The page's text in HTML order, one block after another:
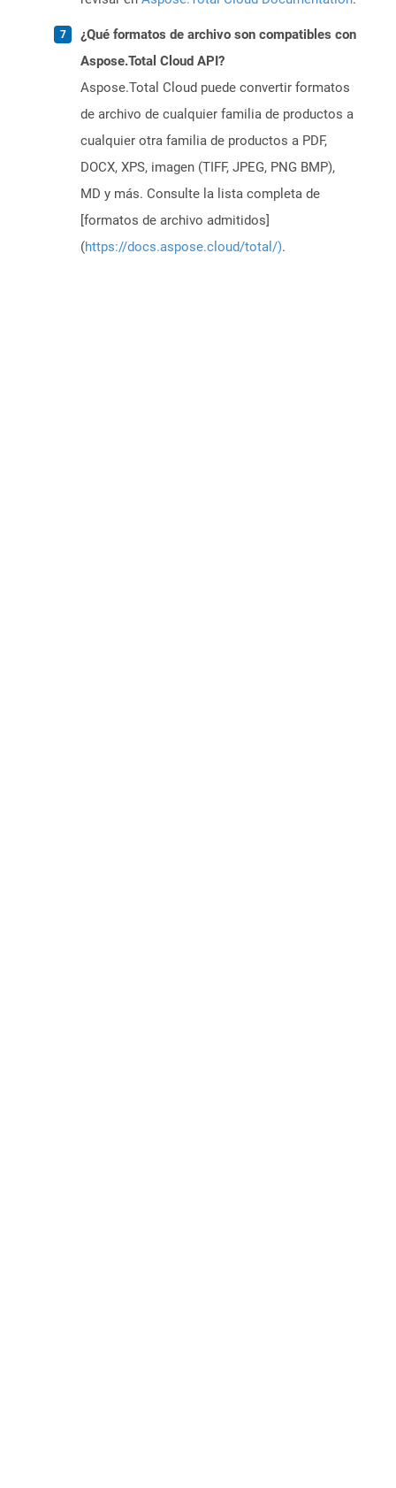
¿Qué formatos de archivo son compatibles con
Aspose.Total Cloud API?
Aspose.Total Cloud puede convertir formatos
de archivo de cualquier familia de productos a
cualquier otra familia de productos a PDF,
DOCX, XPS, imagen (TIFF, JPEG, PNG BMP),
MD y más. Consulte la lista completa de
[formatos de archivo admitidos]
(https://docs.aspose.cloud/total/).